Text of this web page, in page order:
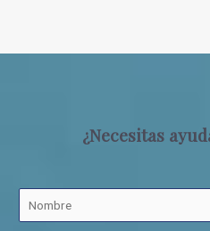
¿Necesitas